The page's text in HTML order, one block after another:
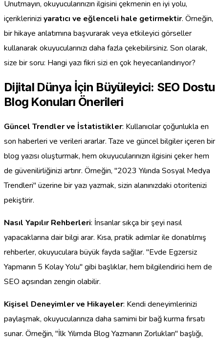
Unutmayın, okuyucularınızın ilgisini çekmenin en iyi yolu,
içeriklerinizi yaratıcı ve eğlenceli hale getirmektir. Örneğin,
bir hikaye anlatımına başvurarak veya etkileyici görseller
kullanarak okuyucularınızı daha fazla çekebilirsiniz. Son olarak,
size bir soru: Hangi yazı fikri sizi en çok heyecanlandırıyor?
Dijital Dünya İçin Büyüleyici: SEO Dostu
Blog Konuları Önerileri
Güncel Trendler ve İstatistikler: Kullanıcılar çoğunlukla en
son haberleri ve verileri ararlar. Taze ve güncel bilgiler içeren bir
blog yazısı oluşturmak, hem okuyucularınızın ilgisini çeker hem
de güvenilirliğinizi artırır. Örneğin, "2023 Yılında Sosyal Medya
Trendleri" üzerine bir yazı yazmak, sizin alanınızdaki otoritenizi
pekiştirir.
Nasıl Yapılır Rehberleri: İnsanlar sıkça bir şeyi nasıl
yapacaklarına dair bilgi arar. Kısa, pratik adımlar ile donatılmış
rehberler, okuyuculara büyük fayda sağlar. "Evde Egzersiz
Yapmanın 5 Kolay Yolu" gibi başlıklar, hem bilgilendirici hem de
SEO açısından zengin olabilir.
Kişisel Deneyimler ve Hikayeler: Kendi deneyimlerinizi
paylaşmak, okuyucularınıza daha samimi bir bağ kurma fırsatı
sunar. Örneğin, "İlk Yılımda Blog Yazmanın Zorlukları" başlığı,